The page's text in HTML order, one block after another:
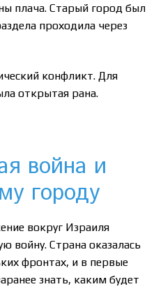
плача. Старый город был
проходила через
конфликт. Для
открытая рана.
война и
городу
вокруг Израиля
войну. Страна оказалась
фронтах, и в первые
знать, каким будет